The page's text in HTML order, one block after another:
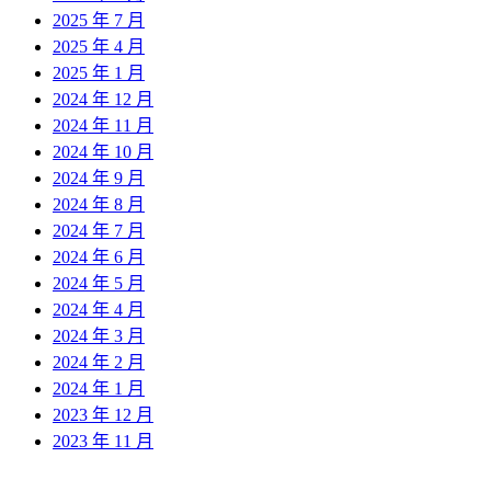
2025 年 7 月
2025 年 4 月
2025 年 1 月
2024 年 12 月
2024 年 11 月
2024 年 10 月
2024 年 9 月
2024 年 8 月
2024 年 7 月
2024 年 6 月
2024 年 5 月
2024 年 4 月
2024 年 3 月
2024 年 2 月
2024 年 1 月
2023 年 12 月
2023 年 11 月